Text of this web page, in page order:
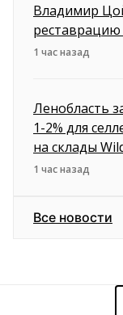
Владимир
1 час назад
Ленобласть
1-2% для
на склады
1 час назад
Все новости